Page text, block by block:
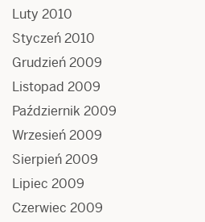
Luty 2010
Styczeń 2010
Grudzień 2009
Listopad 2009
Październik 2009
Wrzesień 2009
Sierpień 2009
Lipiec 2009
Czerwiec 2009